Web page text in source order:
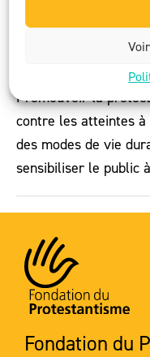
Promouvoir la
contre les atteintes à
des modes de vie
sensibiliser le public
Fondation du